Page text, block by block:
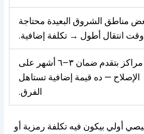
مناطق الشروق البعيدة محتاجة
وقت انتقال أطول → تكلفة إضافية.
مراكز بتقدم ضمان ٣–٦ أشهر على
الإصلاح — ده قيمة إضافية تستاهل
الفرق.
أولي بيكون فيه تكلفة رمزية أو